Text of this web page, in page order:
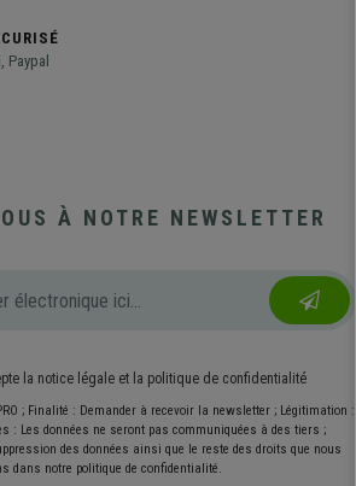
Paypal
À NOTRE NEWSLETTER
la notice légale et la politique de confidentialité
; Finalité : Demander à recevoir la newsletter ; Légitimation :
: Les données ne seront pas communiquées à des tiers ;
des données ainsi que le reste des droits que nous
dans notre politique de confidentialité.